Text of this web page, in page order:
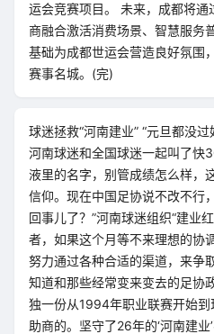
运会竞赛项目。 未来，成都将
商融合激活消费场景、智慧服务
基础为成都世运会营造良好氛围
赛事名城。(完)
球迷拯救“河南建业” “元旦都没
河南球迷和全国球迷一起叫了快
液里的名字，别管成绩怎么样，
信仰。现在中国足协说不改不行
回事儿了？”河南球迷组织“建业
者，如果这个月等不来理想的协
努力通过各种合适的渠道，来争
知道和那些经常变来变去的足协
独一份从1994年职业联赛开始
助商的。坚守了26年的‘河南建